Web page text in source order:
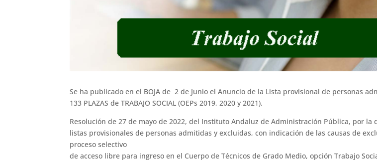
Se ha publicado en el BOJA de 2 de Junio el Anuncio de la Lista provisional de personas
133 PLAZAS de TRABAJO SOCIAL (OEPs 2019, 2020 y 2021).
Resolución de 27 de mayo de 2022, del Instituto Andaluz de Administración Pública, por la
listas provisionales de personas admitidas y excluidas, con indicación de las causas de
proceso selectivo
de acceso libre para ingreso en el Cuerpo de Técnicos de Grado Medio, opción Trabajo